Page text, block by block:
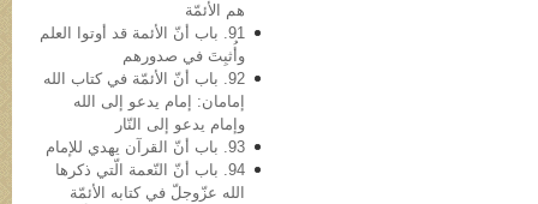
هم الأئمّة
91. باب أنّ الأئمة قد أوتوا العلم
وأُثبِتَ في صدورهم
92. باب أنّ الأئمّة في کتاب الله
إمامان: إمام یدعو إلى الله
وإمام یدعو إلى النّار
93. باب أنّ القرآن یهدي للإمام
94. باب أنّ النّعمة الّتي ذکرها
الله عزّوجلّ في کتابه الأئمّة